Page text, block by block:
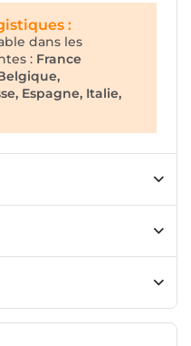
:
dans les
: France
Espagne, Italie,